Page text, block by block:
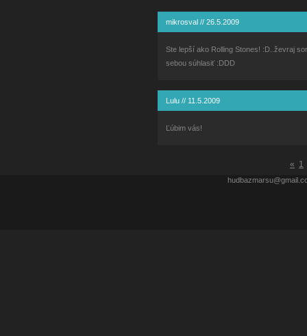
mikrosval // 26.5.2009
Ste lepší ako Rolling Stones! :D..ževraj
sebou súhlasiť :DDD
Lulu // 11.5.2009
Ľúbim vás!
« 1